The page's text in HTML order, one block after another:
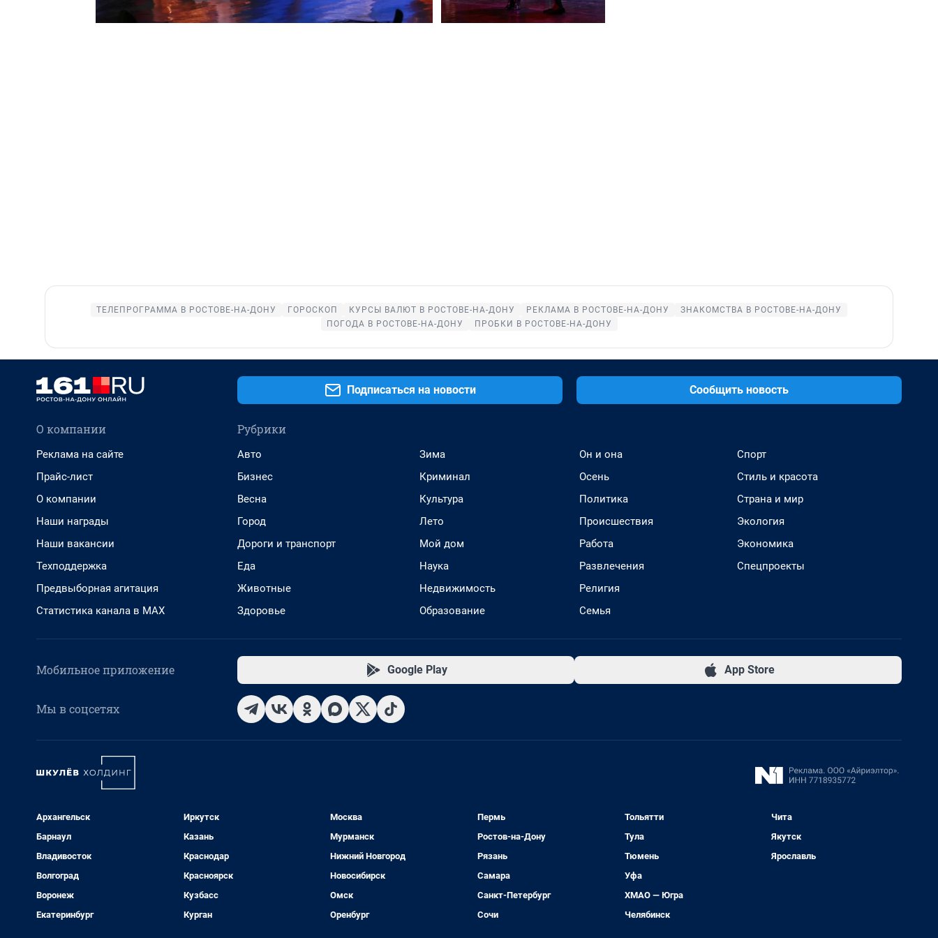
ТЕЛЕПРОГРАММА В РОСТОВЕ-НА-ДОНУ ГОРОСКОП КУРСЫ ВАЛЮТ В РОСТОВЕ-НА-ДОНУ РЕКЛАМА В РОСТОВЕ-НА-ДОНУ
ЗНАКОМСТВА В РОСТОВЕ-НА-ДОНУ
ПОГОДА В РОСТОВЕ-НА-ДОНУ
ПРОБКИ В РОСТОВЕ-НА-ДОНУ
Подписаться на новости Сообщить новость
О компании
Реклама на сайте
Прайс-лист
О компании
Наши награды
Наши вакансии
Техподдержка
Предвыборная агитация
Статистика канала в MAX
Рубрики
Авто
Бизнес
Весна
Город
Дороги и транспорт
Еда
Животные
Здоровье
Зима
Криминал
Культура
Лето
Мой дом
Наука
Недвижимость
Образование
Он и она
Осень
Политика
Происшествия
Работа
Развлечения
Религия
Семья
Спорт
Стиль и красота
Страна и мир
Экология
Экономика
Спецпроекты
Мобильное приложение Google Play App Store
Мы в соцсетях
Архангельск
Барнаул
Владивосток
Волгоград
Воронеж
Екатеринбург
Иркутск
Казань
Краснодар
Красноярск
Кузбасс
Курган
Москва
Мурманск
Нижний Новгород
Новосибирск
Омск
Оренбург
Пермь
Ростов-на-Дону
Рязань
Самара
Санкт-Петербург
Сочи
Тольятти
Тула
Тюмень
Уфа
ХМАО — Югра
Челябинск
Чита
Якутск
Ярославль